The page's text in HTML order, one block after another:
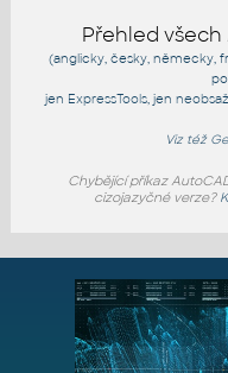
Přehled všech
(anglicky, česky, německy,
jen ExpressTools , jen
Viz též
Chybějící příkaz
cizojazyčné verze?